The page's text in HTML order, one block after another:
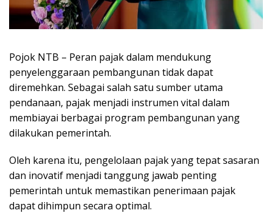
Pojok NTB – Peran pajak dalam mendukung
penyelenggaraan pembangunan tidak dapat
diremehkan. Sebagai salah satu sumber utama
pendanaan, pajak menjadi instrumen vital dalam
membiayai berbagai program pembangunan yang
dilakukan pemerintah.
Oleh karena itu, pengelolaan pajak yang tepat sasaran
dan inovatif menjadi tanggung jawab penting
pemerintah untuk memastikan penerimaan pajak
dapat dihimpun secara optimal.